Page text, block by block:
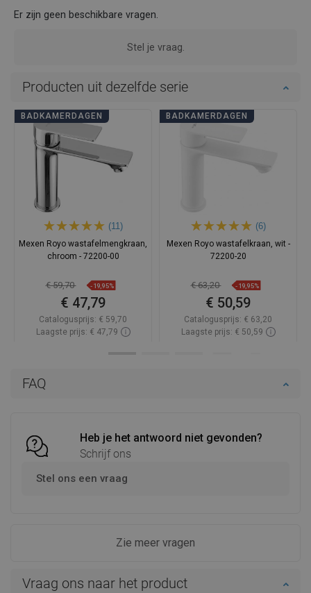
FAQ
Heb je het antwoord niet gevonden?
Schrijf ons
Stel ons een vraag
Zie meer vragen
Er zijn geen beschikbare vragen.
Stel je vraag.
Vraag ons naar het product
Producten uit dezelfde serie
BADKAMERDAGEN
(11)
Mexen Royo wastafelmengkraan,
chroom - 72200-00
€ 59,70 -19,95%
€ 47,79
Catalogusprijs: € 59,70
Laagste prijs: € 47,79
BADKAMERDAGEN
(6)
Mexen Royo wastafelkraan, wit -
72200-20
€ 63,20 -19,95%
€ 50,59
Catalogusprijs: € 63,20
Laagste prijs: € 50,59